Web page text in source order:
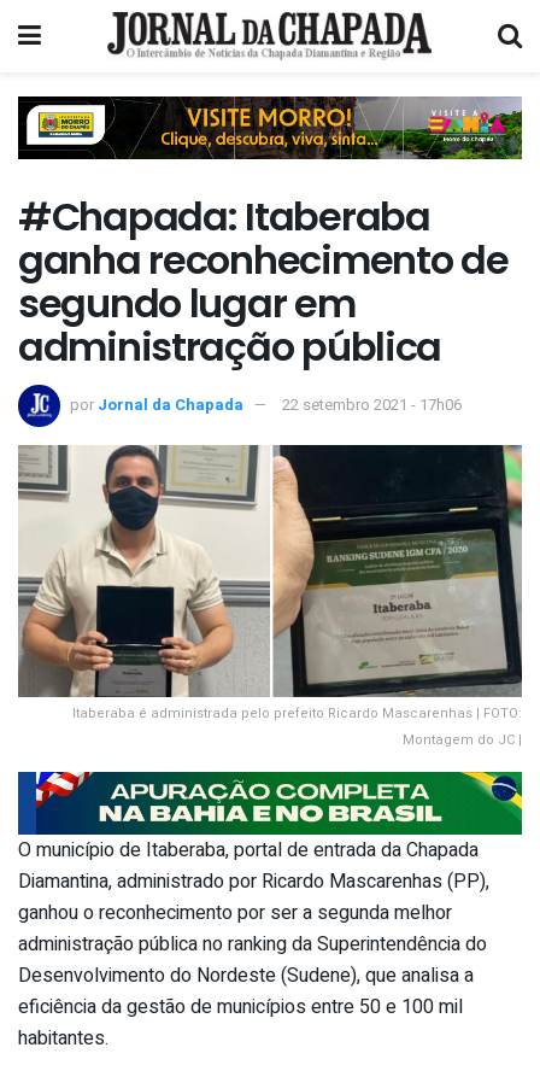
#Chapada: Itaberaba
ganha reconhecimento de
segundo lugar em
administração pública
por Jornal da Chapada 22 setembro 2021 - 17h06
Itaberaba é administrada pelo prefeito Ricardo Mascarenhas | FOTO:
Montagem do JC |
O município de Itaberaba, portal de entrada da Chapada
Diamantina, administrado por Ricardo Mascarenhas (PP),
ganhou o reconhecimento por ser a segunda melhor
administração pública no ranking da Superintendência do
Desenvolvimento do Nordeste (Sudene), que analisa a
eficiência da gestão de municípios entre 50 e 100 mil
habitantes.